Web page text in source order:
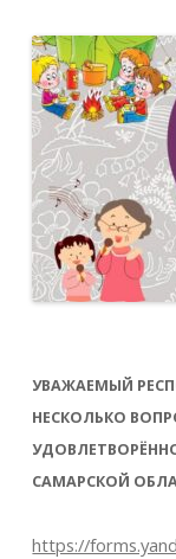
УВАЖАЕМЫЙ
НЕСКОЛЬКО
САМАРСКОЙ
https://